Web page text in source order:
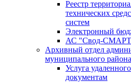
Реестр
технических
систем
Электронный
АС "Свод-
Архивный отдел
муниципального района
Услуга
документам